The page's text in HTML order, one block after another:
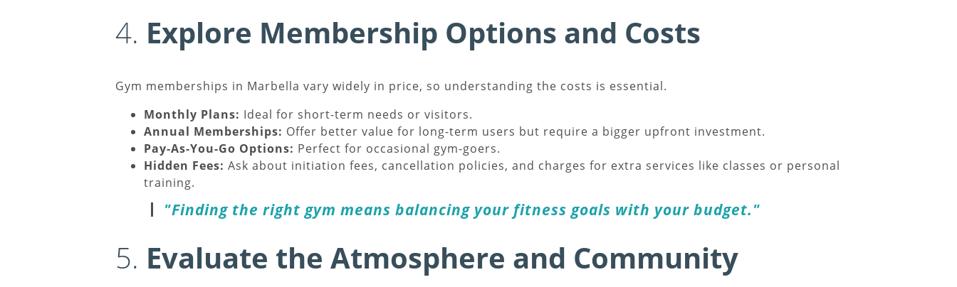
4. Explore Membership Options and Costs
Gym memberships in Marbella vary widely in price, so understanding the costs is essential.
Monthly Plans: Ideal for short-term needs or visitors.
Annual Memberships: Offer better value for long-term users but require a bigger upfront investment.
Pay-As-You-Go Options: Perfect for occasional gym-goers.
Hidden Fees: Ask about initiation fees, cancellation policies, and charges for extra services like classes or personal
training.
"Finding the right gym means balancing your fitness goals with your budget."
5. Evaluate the Atmosphere and Community